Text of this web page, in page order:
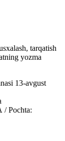
tarqatish
yozma
13-avgust
/ Pochta: